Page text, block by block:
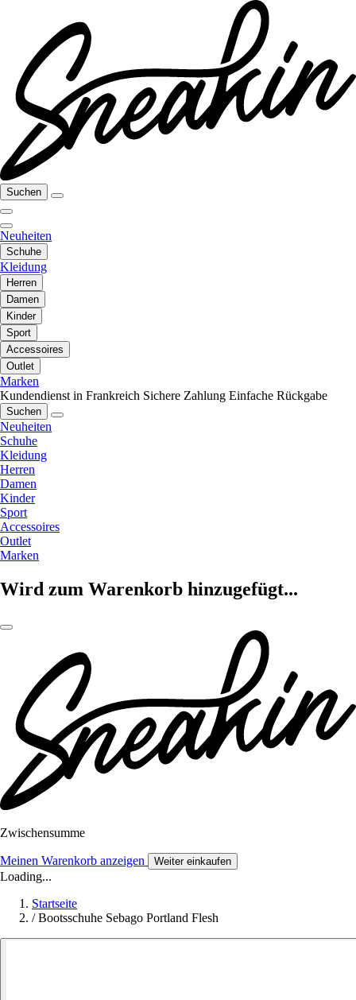
Suchen
Neuheiten
Schuhe
Kleidung
Herren
Damen
Kinder
Sport
Accessoires
Outlet
Marken
Kundendienst in Frankreich Sichere Zahlung Einfache Rückgabe
Suchen
Neuheiten
Schuhe
Kleidung
Herren
Damen
Kinder
Sport
Accessoires
Outlet
Marken
Wird zum Warenkorb hinzugefügt...
Zwischensumme
Meinen Warenkorb anzeigen Weiter einkaufen
Loading...
Startseite
/ Bootsschuhe Sebago Portland Flesh